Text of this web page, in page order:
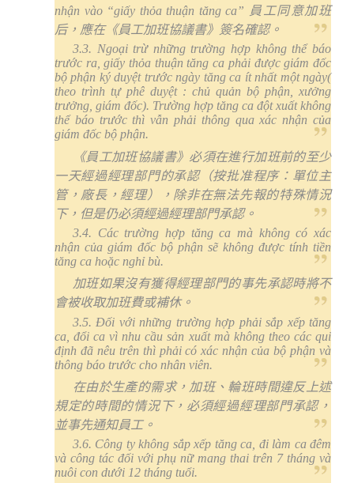
nhận vào “giấy thỏa thuận tăng ca” 員工同意加班
后，應在《員工加班協議書》簽名確認。
3.3. Ngoại trừ những trường hợp không thể báo
trước ra, giấy thỏa thuận tăng ca phải được giám đốc
bộ phận ký duyệt trước ngày tăng ca ít nhất một ngày(
theo trình tự phê duyệt : chủ quản bộ phận, xưởng
trưởng, giám đốc). Trường hợp tăng ca đột xuất không
thể báo trước thì vẫn phải thông qua xác nhận của
giám đốc bộ phận.
《員工加班協議書》必須在進行加班前的至少
一天經過經理部門的承認（按批准程序：單位主
管，廠長，經理），除非在無法先報的特殊情況
下，但是仍必須經過經理部門承認。
3.4. Các trường hợp tăng ca mà không có xác
nhận của giám đốc bộ phận sẽ không được tính tiền
tăng ca hoặc nghỉ bù.
加班如果沒有獲得經理部門的事先承認時將不
會被收取加班費或補休。
3.5. Đối với những trường hợp phải sắp xếp tăng
ca, đổi ca vì nhu cầu sản xuất mà không theo các qui
định đã nêu trên thì phải có xác nhận của bộ phận và
thông báo trước cho nhân viên.
在由於生產的需求，加班、輪班時間違反上述
規定的時間的情況下，必須經過經理部門承認，
並事先通知員工。
3.6. Công ty không sắp xếp tăng ca, đi làm ca đêm
và công tác đối với phụ nữ mang thai trên 7 tháng và
nuôi con dưới 12 tháng tuổi.